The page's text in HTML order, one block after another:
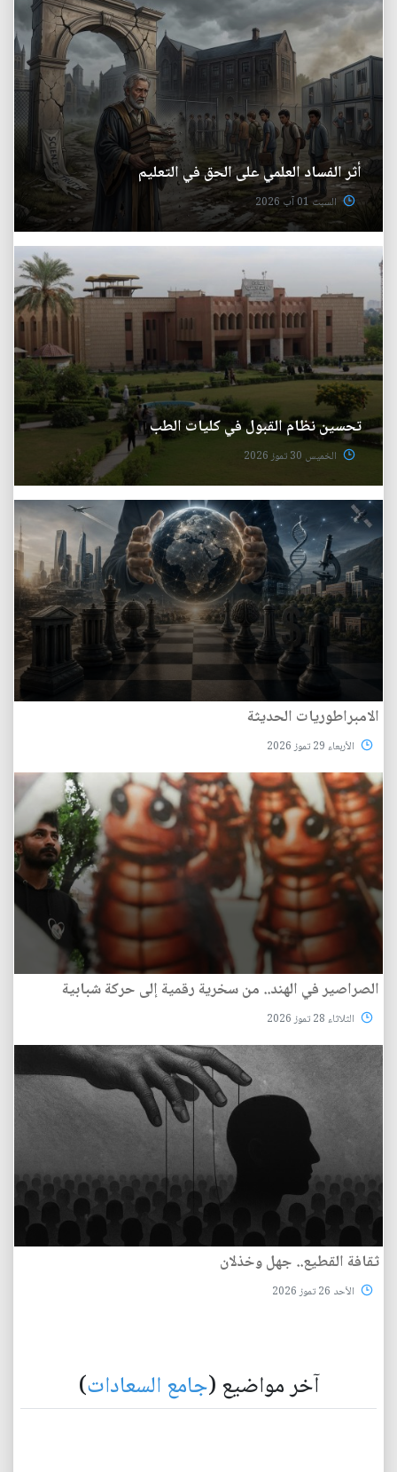
أثر الفساد العلمي على الحق في التعليم
السبت 01 آب 2026
تحسين نظام القبول في كليات الطب
الخميس 30 تموز 2026
الامبراطوريات الحديثة
الأربعاء 29 تموز 2026
الصراصير في الهند.. من سخرية رقمية إلى حركة شبابية
الثلاثاء 28 تموز 2026
ثقافة القطيع.. جهل وخذلان
الأحد 26 تموز 2026
آخر مواضيع (جامع السعادات)